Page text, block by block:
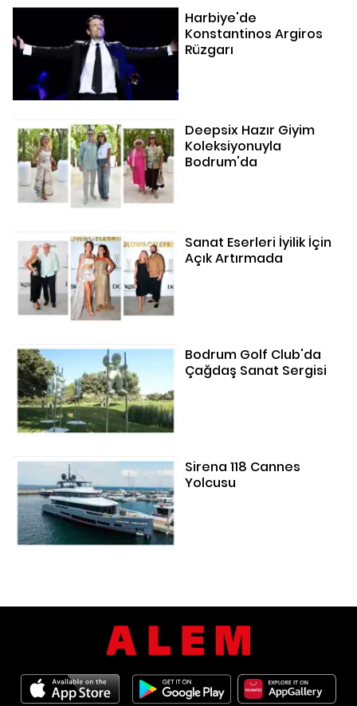
Harbiye'de
Konstantinos Argiros
Rüzgarı
Deepsix Hazır Giyim
Koleksiyonuyla
Bodrum'da
Sanat Eserleri İyilik İçin
Açık Artırmada
Bodrum Golf Club'da
Çağdaş Sanat Sergisi
Sirena 118 Cannes
Yolcusu